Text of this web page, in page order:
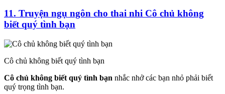
11. Truyện ngụ ngôn cho thai nhi Cô chủ không
biết quý tình bạn
Cô chủ không biết quý tình bạn
Cô chủ không biết quý tình bạn nhắc nhở các bạn nhỏ phải biết
quý trọng tình bạn.